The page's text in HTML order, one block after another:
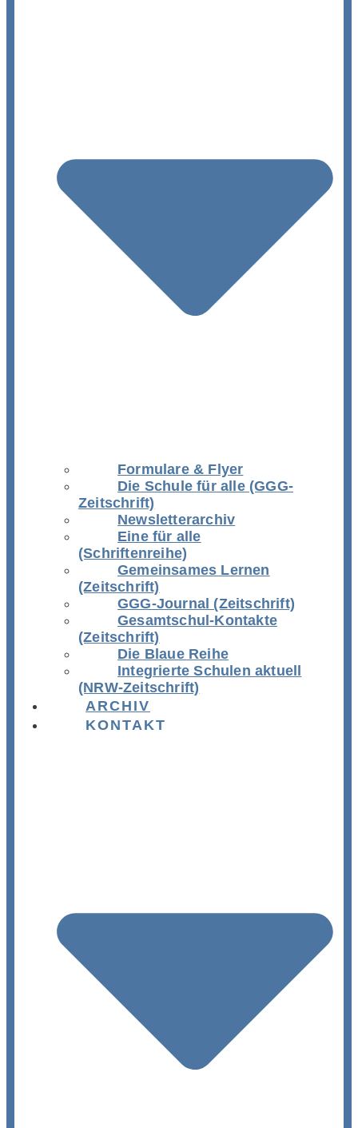
Formulare & Flyer
Die Schule für alle (GGG-
Zeitschrift)
Newsletterarchiv
Eine für alle
(Schriftenreihe)
Gemeinsames Lernen
(Zeitschrift)
GGG-Journal (Zeitschrift)
Gesamtschul-Kontakte
(Zeitschrift)
Die Blaue Reihe
Integrierte Schulen aktuell
(NRW-Zeitschrift)
ARCHIV
KONTAKT